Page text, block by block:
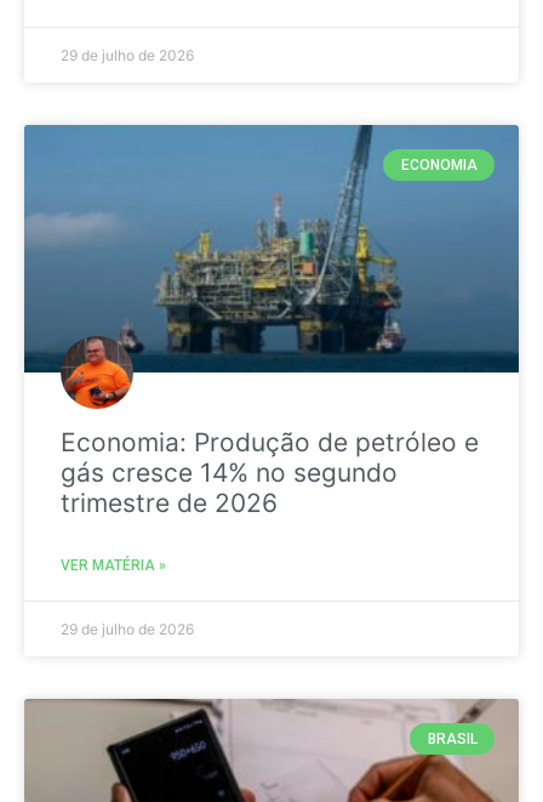
29 de julho de 2026
ECONOMIA
Economia: Produção de petróleo e
gás cresce 14% no segundo
trimestre de 2026
VER MATÉRIA »
29 de julho de 2026
BRASIL